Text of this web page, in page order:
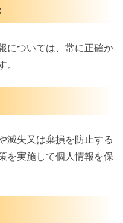
については、常に正確か
。
滅失又は棄損を防止する
を実施して個人情報を保